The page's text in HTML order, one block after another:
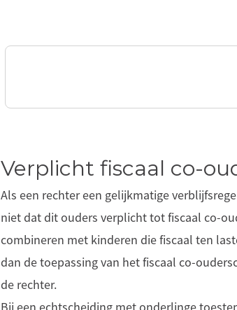
Verplicht fiscaal co-
Als een rechter een gelijkmatige
niet dat dit ouders verplicht tot fiscaal co-
combineren met kinderen die fiscaal ten
dan de toepassing van het fiscaal co-
de rechter.